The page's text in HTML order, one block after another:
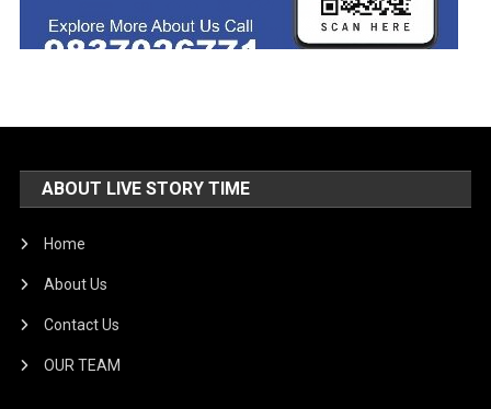
ABOUT LIVE STORY TIME
Home
About Us
Contact Us
OUR TEAM